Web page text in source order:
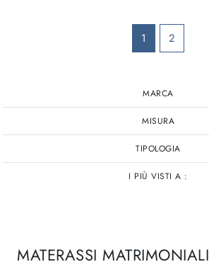
MARCA
MISURA
TIPOLOGIA
I PIÙ VISTI A :
1 2
MATERASSI MATRIMONIALI